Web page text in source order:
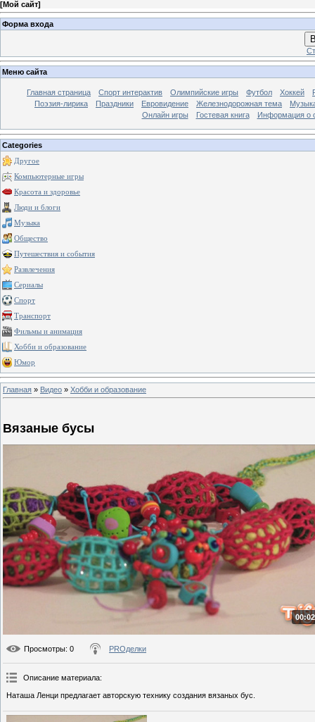
[Мой сайт]
Форма входа
Меню сайта
Главная страница Спорт интерактив Олимпийские игры Футбол Хоккей
Поэзия-лирика
Праздники Евровидение Железнодорожная тема
Онлайн игры
Гостевая книга Информация о
Categories
Другое
Компьютерные игры
Красота и здоровье
Люди и блоги
Музыка
Общество
Путешествия и события
Развлечения
Сериалы
Спорт
Транспорт
Фильмы и анимация
Хобби и образование
Юмор
Главная » Видео » Хобби и образование
Вязаные бусы
Просмотры: 0 PROделки
Описание материала:
Наташа Ленци предлагает авторскую технику создания вязаных бус.